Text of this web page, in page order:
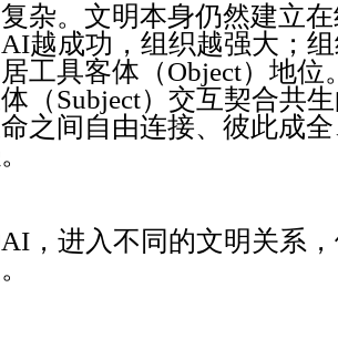
杂。文明本身仍然建立
越成功，组织越强大；
工具客体（Object）地位
（Subject）交互契合共
之间自由连接、彼此成
，进入不同的文明关系